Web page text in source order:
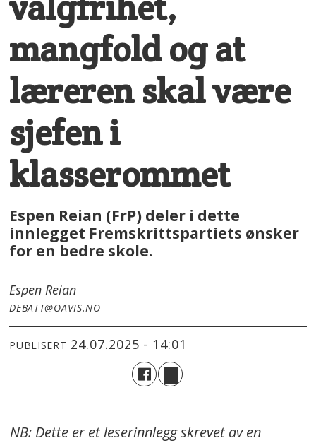
mangfold og at
læreren skal være
sjefen i
klasserommet
Espen Reian (FrP) deler i dette
innlegget Fremskrittspartiets ønsker
for en bedre skole.
Espen Reian
DEBATT@OAVIS.NO
PUBLISERT 24.07.2025 - 14:01
NB: Dette er et leserinnlegg skrevet av en